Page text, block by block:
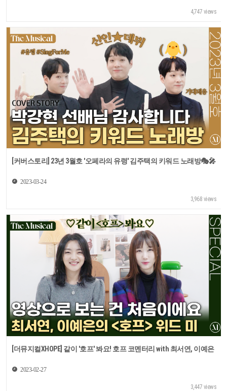
4,747 views
[커버스토리] 23년 3월호 '오페라의 유령' 김주택의 키워드 노래방🎭🎤
2023-03-24
3,968 views
[더뮤지컬XHOPE] 같이 '호프' 봐요! 호프 코멘터리 with 최서연, 이예은
2023-02-27
3,447 views